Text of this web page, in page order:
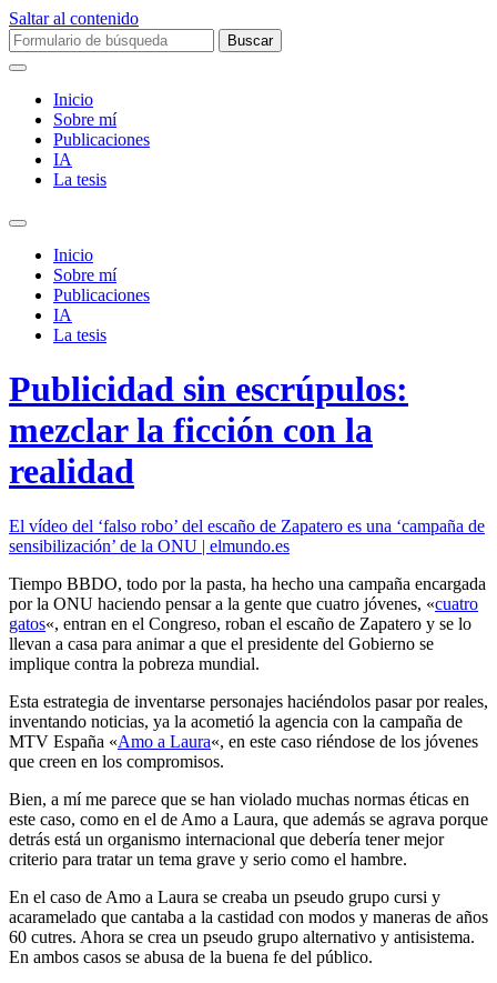
Saltar al contenido
Buscar:
Inicio
Sobre mí­
Publicaciones
IA
La tesis
Alternar
campo
búsqueda
Inicio
Sobre mí­
Publicaciones
IA
La tesis
Publicidad sin escrúpulos:
mezclar la ficción con la
realidad
El ví­deo del ‘falso robo’ del escaño de Zapatero es una ‘campaña de
sensibilización’ de la ONU | elmundo.es
Tiempo BBDO, todo por la pasta, ha hecho una campaña encargada
por la ONU haciendo pensar a la gente que cuatro jóvenes, «cuatro
gatos«, entran en el Congreso, roban el escaño de Zapatero y se lo
llevan a casa para animar a que el presidente del Gobierno se
implique contra la pobreza mundial.
Esta estrategia de inventarse personajes haciéndolos pasar por reales,
inventando noticias, ya la acometió la agencia con la campaña de
MTV España «Amo a Laura«, en este caso riéndose de los jóvenes
que creen en los compromisos.
Bien, a mí­ me parece que se han violado muchas normas éticas en
este caso, como en el de Amo a Laura, que además se agrava porque
detrás está un organismo internacional que deberí­a tener mejor
criterio para tratar un tema grave y serio como el hambre.
En el caso de Amo a Laura se creaba un pseudo grupo cursi y
acaramelado que cantaba a la castidad con modos y maneras de años
60 cutres. Ahora se crea un pseudo grupo alternativo y antisistema.
En ambos casos se abusa de la buena fe del público.